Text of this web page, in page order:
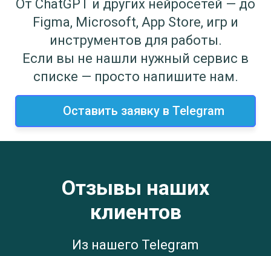
От ChatGPT и других нейросетей — до
Figma, Microsoft, App Store, игр и
инструментов для работы.
Если вы не нашли нужный сервис в
списке — просто напишите нам.
Оставить заявку в Telegram
Отзывы наших
клиентов
Из нашего Telegram